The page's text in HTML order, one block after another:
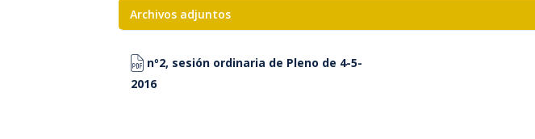
Archivos adjuntos
nº2, sesión ordinaria de Pleno de 4-5-
2016